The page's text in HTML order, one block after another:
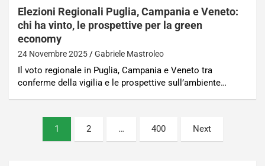
Elezioni Regionali Puglia, Campania e Veneto:
chi ha vinto, le prospettive per la green
economy
24 Novembre 2025 Gabriele Mastroleo
Il voto regionale in Puglia, Campania e Veneto tra
conferme della vigilia e le prospettive sull’ambiente…
Paginazione
1 2 … 400 Next